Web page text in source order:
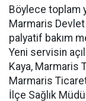
Böylece toplam
Marmaris
palyatif bakım
Yeni servisin
Kaya, Marmaris
Marmaris
İlçe Sağlık